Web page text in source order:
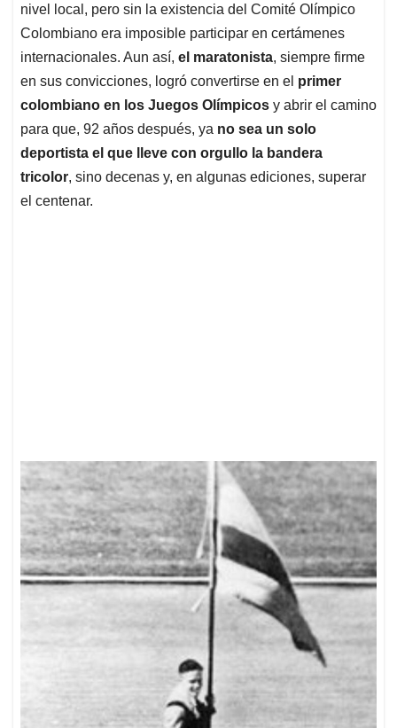
nivel local, pero sin la existencia del Comité Olímpico
Colombiano era imposible participar en certámenes
internacionales. Aun así, el maratonista, siempre firme
en sus convicciones, logró convertirse en el primer
colombiano en los Juegos Olímpicos y abrir el camino
para que, 92 años después, ya no sea un solo
deportista el que lleve con orgullo la bandera
tricolor, sino decenas y, en algunas ediciones, superar
el centenar.